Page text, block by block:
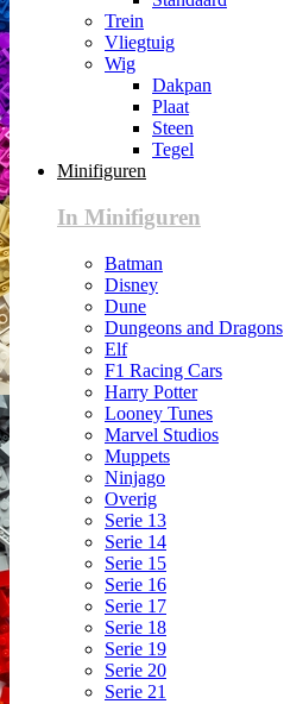
Trein
Vliegtuig
Wig
Dakpan
Plaat
Steen
Tegel
Minifiguren
In Minifiguren
Batman
Disney
Dune
Dungeons and Dragons
Elf
F1 Racing Cars
Harry Potter
Looney Tunes
Marvel Studios
Muppets
Ninjago
Overig
Serie 13
Serie 14
Serie 15
Serie 16
Serie 17
Serie 18
Serie 19
Serie 20
Serie 21